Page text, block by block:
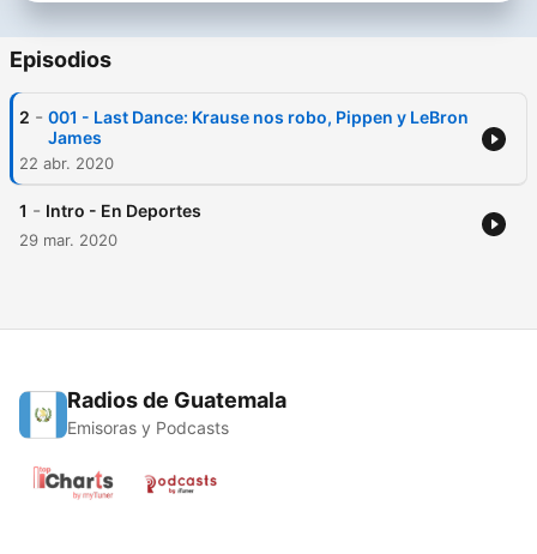
Episodios
2 - 001 - Last Dance: Krause nos robo, Pippen y LeBron
James
22 abr. 2020
1 - Intro - En Deportes
29 mar. 2020
Radios de Guatemala
Emisoras y Podcasts